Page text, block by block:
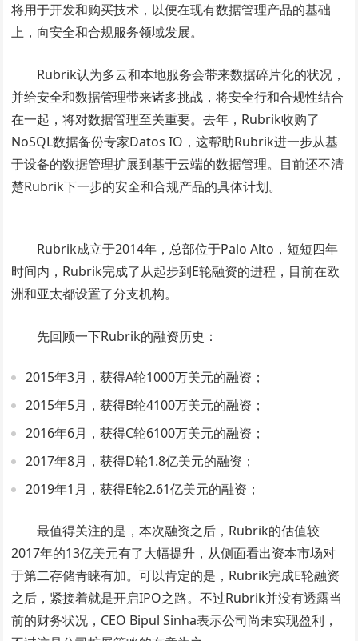
将用于开发和购买技术，以便在现有数据管理产品的基础
上，向安全和合规服务领域发展。
Rubrik认为多云和本地服务会带来数据碎片化的状况，
并给安全和数据管理带来诸多挑战，将安全行和合规性结合
在一起，将对数据管理至关重要。去年，Rubrik收购了
NoSQL数据备份专家Datos IO，这帮助Rubrik进一步从基
于设备的数据管理扩展到基于云端的数据管理。目前还不清
楚Rubrik下一步的安全和合规产品的具体计划。
Rubrik成立于2014年，总部位于Palo Alto，短短四年
时间内，Rubrik完成了从起步到E轮融资的进程，目前在欧
洲和亚太都设置了分支机构。
先回顾一下Rubrik的融资历史：
2015年3月，获得A轮1000万美元的融资；
2015年5月，获得B轮4100万美元的融资；
2016年6月，获得C轮6100万美元的融资；
2017年8月，获得D轮1.8亿美元的融资；
2019年1月，获得E轮2.61亿美元的融资；
最值得关注的是，本次融资之后，Rubrik的估值较
2017年的13亿美元有了大幅提升，从侧面看出资本市场对
于第二存储青睐有加。可以肯定的是，Rubrik完成E轮融资
之后，紧接着就是开启IPO之路。不过Rubrik并没有透露当
前的财务状况，CEO Bipul Sinha表示公司尚未实现盈利，